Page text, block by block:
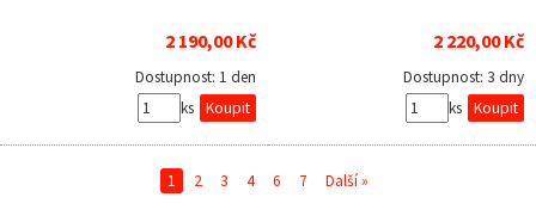
2 190,00 Kč
Dostupnost: 1 den
ks
2 220,00 Kč
Dostupnost: 3 dny
ks
1 2 3 4 6 7 Další »